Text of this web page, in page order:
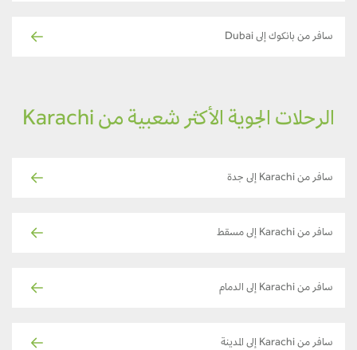
سافر من بانكوك إلى Dubai
الرحلات الجوية الأكثر شعبية من Karachi
سافر من Karachi إلى جدة
سافر من Karachi إلى مسقط
سافر من Karachi إلى الدمام
سافر من Karachi إلى المدينة